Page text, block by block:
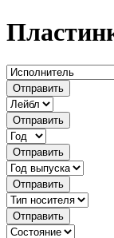
Отправить
Отправить
Отправить
Отправить
Отправить